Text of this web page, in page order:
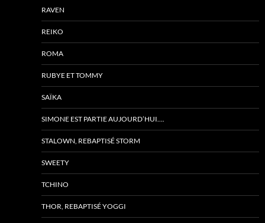
RAVEN
REIKO
ROMA
RUBYE ET TOMMY
SAÏKA
SIMONE EST PARTIE AUJOURD’HUI….
STALOWN, REBAPTISÉ STORM
SWEETY
TCHINO
THOR, REBAPTISÉ YOGGI